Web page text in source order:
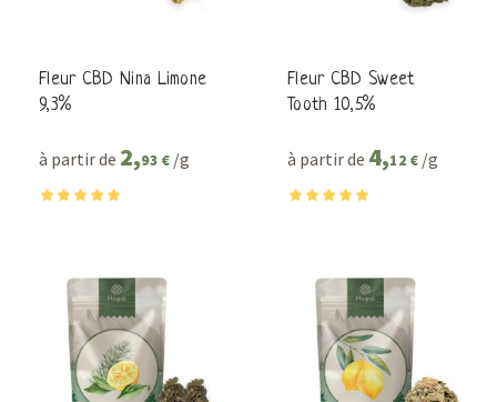
Fleur CBD Nina Limone
9,3%
à partir de 2,93 € /g
Fleur CBD Sweet
Tooth 10,5%
à partir de 4,12 € /g